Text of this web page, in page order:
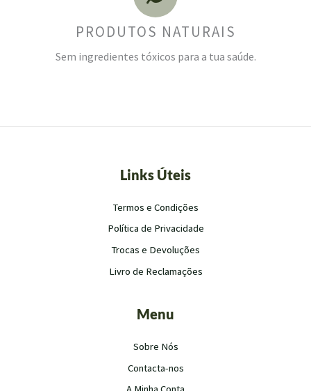
PRODUTOS NATURAIS
Sem ingredientes tóxicos para a tua saúde.
Links Úteis
Termos e Condições
Política de Privacidade
Trocas e Devoluções
Livro de Reclamações
Menu
Sobre Nós
Contacta-nos